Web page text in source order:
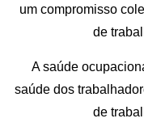
um compromisso
de
A saúde
saúde dos
de